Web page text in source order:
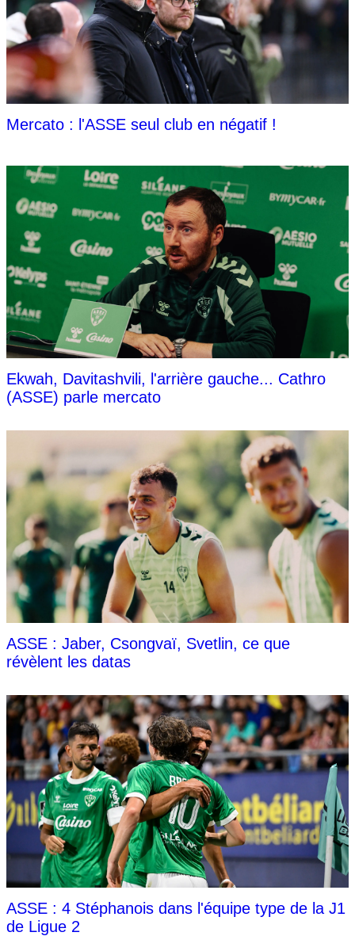
Mercato : l'ASSE seul club en négatif !
Ekwah, Davitashvili, l'arrière gauche... Cathro
(ASSE) parle mercato
ASSE : Jaber, Csongvaï, Svetlin, ce que
révèlent les datas
ASSE : 4 Stéphanois dans l'équipe type de la J1
de Ligue 2